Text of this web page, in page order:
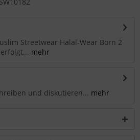
Streetwear Halal-Wear Born 2
mehr
und diskutieren... mehr